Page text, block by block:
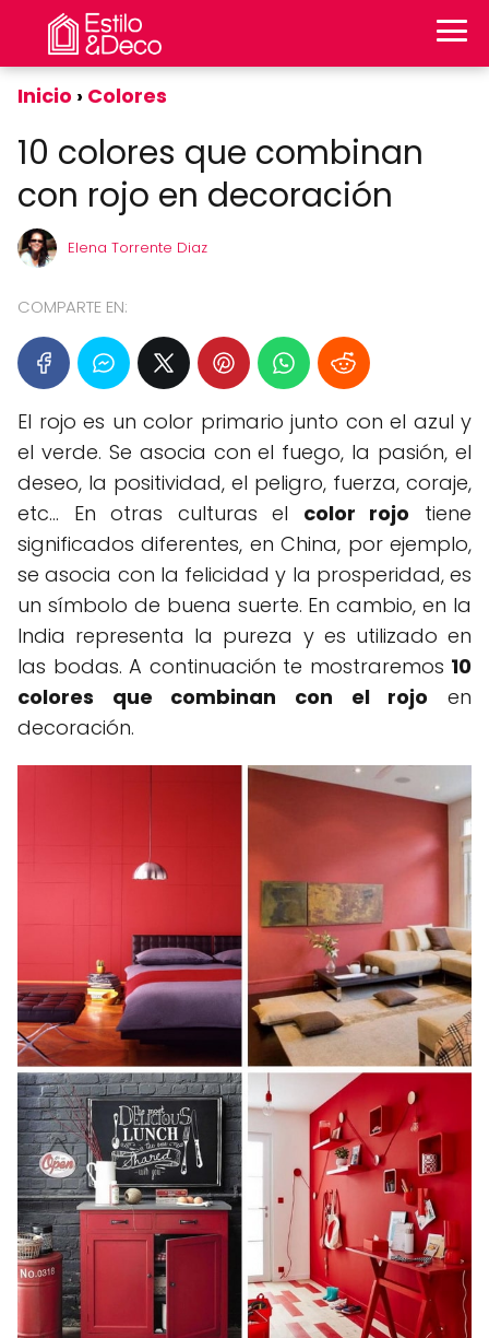
Inicio Colores
10 colores que combinan
con rojo en decoración
Elena Torrente Diaz
COMPARTE EN:
El rojo es un color primario junto con el azul y
el verde. Se asocia con el fuego, la pasión, el
deseo, la positividad, el peligro, fuerza, coraje,
etc… En otras culturas el color rojo tiene
significados diferentes, en China, por ejemplo,
se asocia con la felicidad y la prosperidad, es
un símbolo de buena suerte. En cambio, en la
India representa la pureza y es utilizado en
las bodas. A continuación te mostraremos 10
colores que combinan con el rojo en
decoración.